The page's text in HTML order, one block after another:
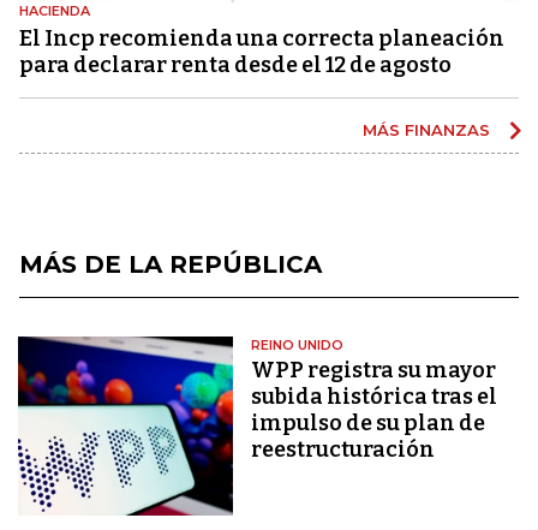
HACIENDA
El Incp recomienda una correcta planeación
para declarar renta desde el 12 de agosto
MÁS FINANZAS
MÁS DE LA REPÚBLICA
REINO UNIDO
WPP registra su mayor
subida histórica tras el
impulso de su plan de
reestructuración